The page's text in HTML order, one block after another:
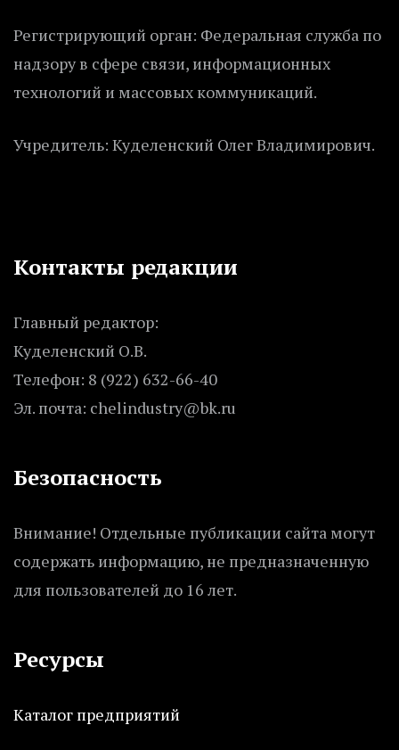
Регистрирующий орган: Федеральная служба по
надзору в сфере связи, информационных
технологий и массовых коммуникаций.
Учредитель: Куделенский Олег Владимирович.
Контакты редакции
Главный редактор:
Куделенский О.В.
Телефон: 8 (922) 632-66-40
Эл. почта: chelindustry@bk.ru
Безопасность
Внимание! Отдельные публикации сайта могут
содержать информацию, не предназначенную
для пользователей до 16 лет.
Ресурсы
Каталог предприятий